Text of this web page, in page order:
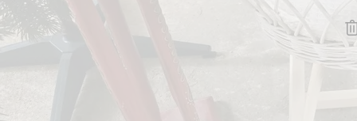
Anzeige aufgeben